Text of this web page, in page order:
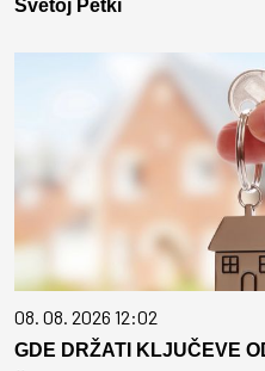
Svetoj Petki
08. 08. 2026 12:02
GDE DRŽATI KLJUČEVE